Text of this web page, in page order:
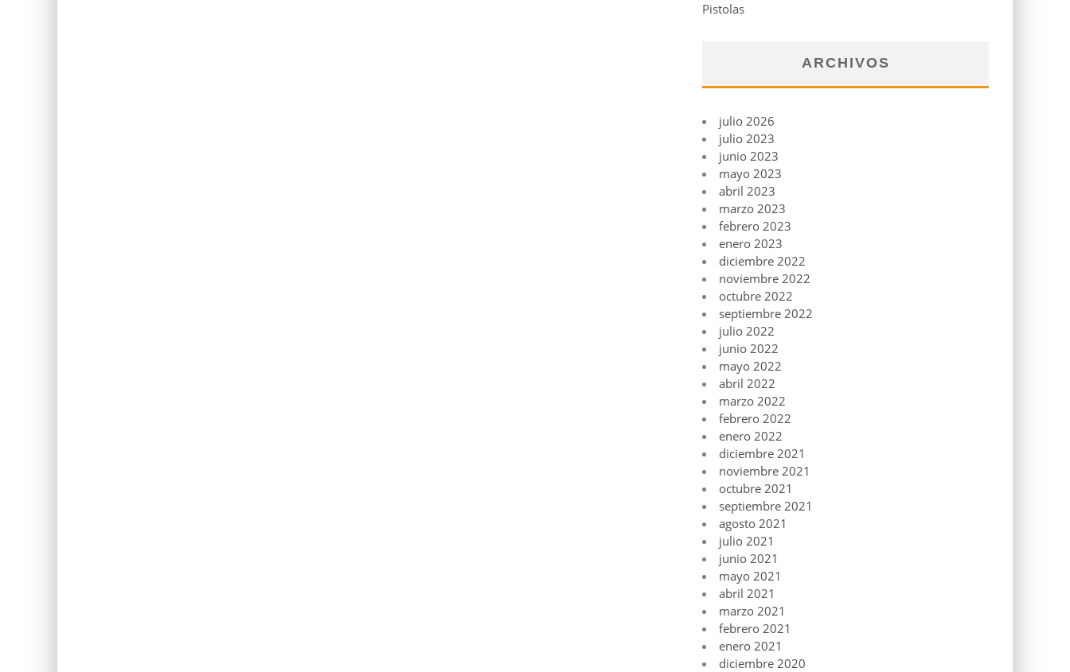
Pistolas
ARCHIVOS
julio 2026
julio 2023
junio 2023
mayo 2023
abril 2023
marzo 2023
febrero 2023
enero 2023
diciembre 2022
noviembre 2022
octubre 2022
septiembre 2022
julio 2022
junio 2022
mayo 2022
abril 2022
marzo 2022
febrero 2022
enero 2022
diciembre 2021
noviembre 2021
octubre 2021
septiembre 2021
agosto 2021
julio 2021
junio 2021
mayo 2021
abril 2021
marzo 2021
febrero 2021
enero 2021
diciembre 2020